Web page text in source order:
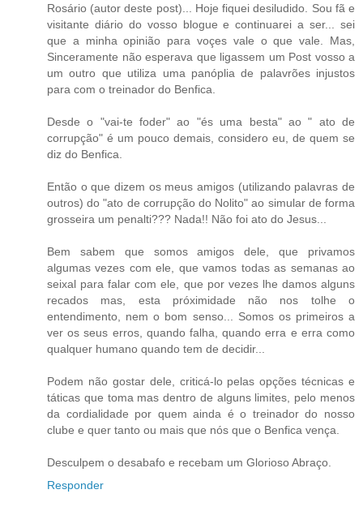
Rosário (autor deste post)... Hoje fiquei desiludido. Sou fã e
visitante diário do vosso blogue e continuarei a ser... sei
que a minha opinião para voçes vale o que vale. Mas,
Sinceramente não esperava que ligassem um Post vosso a
um outro que utiliza uma panóplia de palavrões injustos
para com o treinador do Benfica.
Desde o "vai-te foder" ao "és uma besta" ao " ato de
corrupção" é um pouco demais, considero eu, de quem se
diz do Benfica.
Então o que dizem os meus amigos (utilizando palavras de
outros) do "ato de corrupção do Nolito" ao simular de forma
grosseira um penalti??? Nada!! Não foi ato do Jesus...
Bem sabem que somos amigos dele, que privamos
algumas vezes com ele, que vamos todas as semanas ao
seixal para falar com ele, que por vezes lhe damos alguns
recados mas, esta próximidade não nos tolhe o
entendimento, nem o bom senso... Somos os primeiros a
ver os seus erros, quando falha, quando erra e erra como
qualquer humano quando tem de decidir...
Podem não gostar dele, criticá-lo pelas opções técnicas e
táticas que toma mas dentro de alguns limites, pelo menos
da cordialidade por quem ainda é o treinador do nosso
clube e quer tanto ou mais que nós que o Benfica vença.
Desculpem o desabafo e recebam um Glorioso Abraço.
Responder